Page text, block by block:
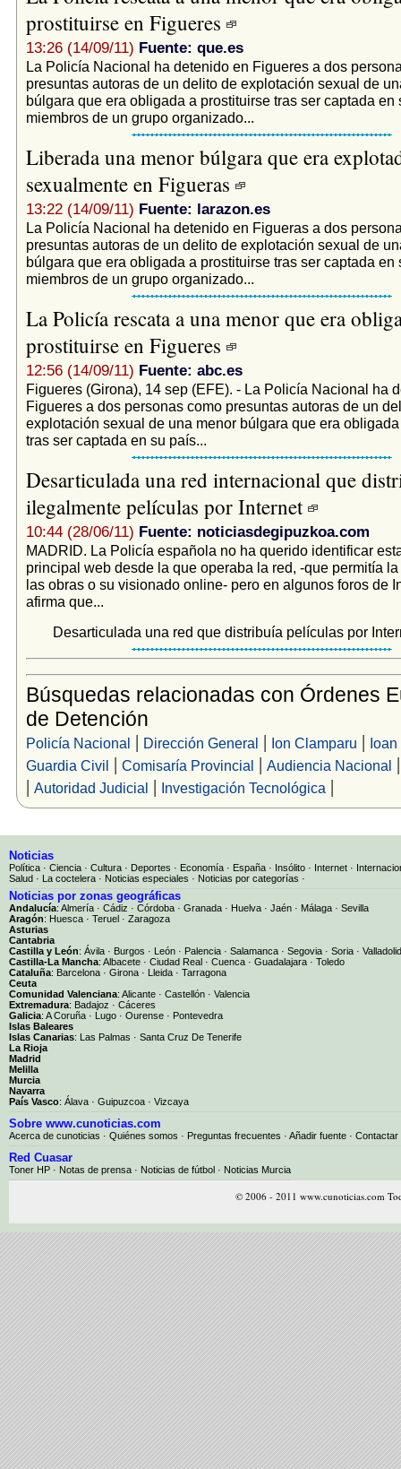
prostituirse en Figueres
13:26 (14/09/11) Fuente: que.es
La Policía Nacional ha detenido en Figueres a dos
presuntas autoras de un delito de explotación sexual de
búlgara que era obligada a prostituirse tras ser captada en
miembros de un grupo organizado...
Liberada una menor búlgara que era
sexualmente en Figueras
13:22 (14/09/11) Fuente: larazon.es
La Policía Nacional ha detenido en Figueras a dos
presuntas autoras de un delito de explotación sexual de
búlgara que era obligada a prostituirse tras ser captada en
miembros de un grupo organizado...
La Policía rescata a una menor que era
prostituirse en Figueres
12:56 (14/09/11) Fuente: abc.es
Figueres (Girona), 14 sep (EFE). - La Policía Nacional ha
Figueres a dos personas como presuntas autoras de un
explotación sexual de una menor búlgara que era
tras ser captada en su país...
Desarticulada una red internacional que
ilegalmente películas por Internet
10:44 (28/06/11) Fuente: noticiasdegipuzkoa.com
MADRID. La Policía española no ha querido identificar
principal web desde la que operaba la red, -que permitía
las obras o su visionado online- pero en algunos foros de
afirma que...
Desarticulada una red que distribuía películas por
Búsquedas relacionadas con Órdenes
de Detención
Policía Nacional | Dirección General | Ion Clamparu |
Guardia Civil | Comisaría Provincial | Audiencia Nacional
| Autoridad Judicial | Investigación Tecnológica |
Noticias
Política · Ciencia · Cultura · Deportes · Economía · España · Insólito · Internet ·
Salud · La coctelera · Noticias especiales · Noticias por categorías ·
Noticias por zonas geográficas
Andalucía: Almería · Cádiz · Córdoba · Granada · Huelva · Jaén · Málaga · Sevilla
Aragón: Huesca · Teruel · Zaragoza
Asturias
Cantabria
Castilla y León: Ávila · Burgos · León · Palencia · Salamanca · Segovia · Soria · Valladolid
Castilla-La Mancha: Albacete · Ciudad Real · Cuenca · Guadalajara · Toledo
Cataluña: Barcelona · Girona · Lleida · Tarragona
Ceuta
Comunidad Valenciana: Alicante · Castellón · Valencia
Extremadura: Badajoz · Cáceres
Galicia: A Coruña · Lugo · Ourense · Pontevedra
Islas Baleares
Islas Canarias: Las Palmas · Santa Cruz De Tenerife
La Rioja
Madrid
Melilla
Murcia
Navarra
País Vasco: Álava · Guipuzcoa · Vizcaya
Sobre www.cunoticias.com
Acerca de cunoticias · Quiénes somos · Preguntas frecuentes · Añadir fuente · Contactar
Red Cuasar
Toner HP · Notas de prensa · Noticias de fútbol · Noticias Murcia
© 2006 - 2011 www.cunoticias.com